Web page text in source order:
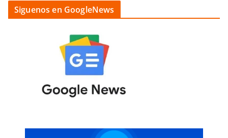
Siguenos en GoogleNews